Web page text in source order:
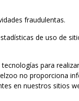
fraudulentas.
de uso de
para
no proporciona
en nuestros sitios